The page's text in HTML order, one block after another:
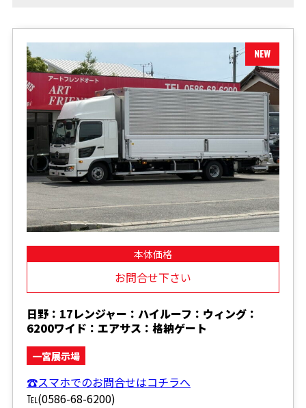
本体価格
お問合せ下さい
日野：17レンジャー：ハイルーフ：ウィング：
6200ワイド：エアサス：格納ゲート
一宮展示場
☎スマホでのお問合せはコチラへ
℡(0586-68-6200)